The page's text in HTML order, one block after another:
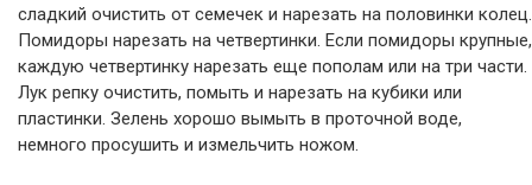
сладкий очистить от семечек и нарезать на половинки колец.
Помидоры нарезать на четвертинки. Если помидоры крупные,
каждую четвертинку нарезать еще пополам или на три части.
Лук репку очистить, помыть и нарезать на кубики или
пластинки. Зелень хорошо вымыть в проточной воде,
немного просушить и измельчить ножом.